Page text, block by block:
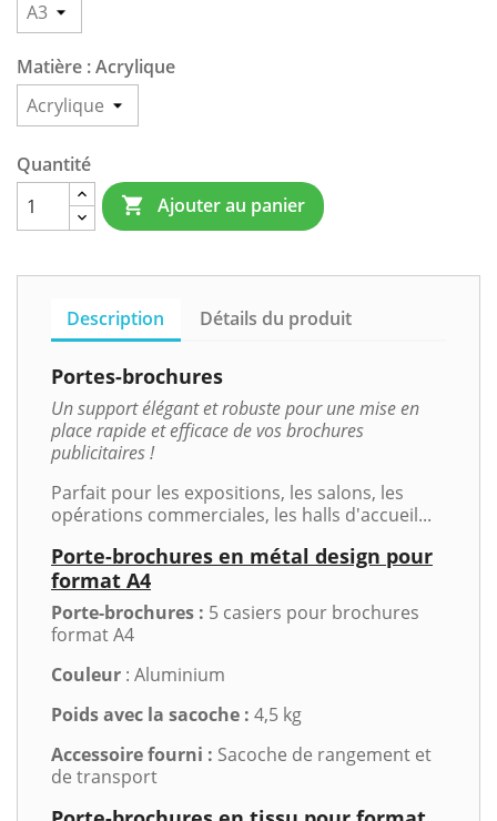
Matière : Acrylique
Quantité
 Ajouter au panier
Description Détails du produit
Portes-brochures
Un support élégant et robuste pour une mise en
place rapide et efficace de vos brochures
publicitaires !
Parfait pour les expositions, les salons, les
opérations commerciales, les halls d'accueil...
Porte-brochures en métal design pour
format A4
Porte-brochures : 5 casiers pour brochures
format A4
Couleur : Aluminium
Poids avec la sacoche : 4,5 kg
Accessoire fourni : Sacoche de rangement et
de transport